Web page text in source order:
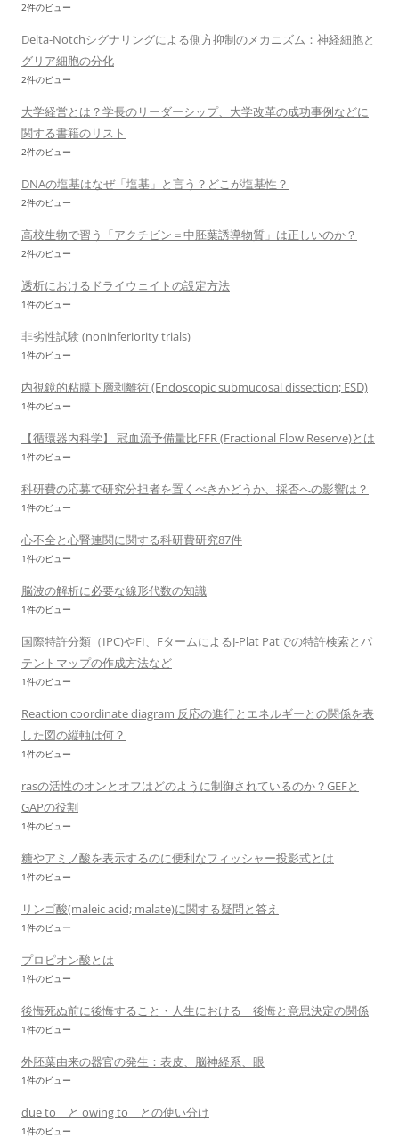
2件のビュー
Delta-Notchシグナリングによる側方抑制のメカニズム：神経細胞と
グリア細胞の分化
2件のビュー
大学経営とは？学長のリーダーシップ、大学改革の成功事例などに
関する書籍のリスト
2件のビュー
DNAの塩基はなぜ「塩基」と言う？どこが塩基性？
2件のビュー
高校生物で習う「アクチビン＝中胚葉誘導物質」は正しいのか？
2件のビュー
透析におけるドライウェイトの設定方法
1件のビュー
非劣性試験 (noninferiority trials)
1件のビュー
内視鏡的粘膜下層剥離術 (Endoscopic submucosal dissection; ESD)
1件のビュー
【循環器内科学】 冠血流予備量比FFR (Fractional Flow Reserve)とは
1件のビュー
科研費の応募で研究分担者を置くべきかどうか、採否への影響は？
1件のビュー
心不全と心腎連関に関する科研費研究87件
1件のビュー
脳波の解析に必要な線形代数の知識
1件のビュー
国際特許分類（IPC)やFI、FタームによるJ-Plat Patでの特許検索とパ
テントマップの作成方法など
1件のビュー
Reaction coordinate diagram 反応の進行とエネルギーとの関係を表
した図の縦軸は何？
1件のビュー
rasの活性のオンとオフはどのように制御されているのか？GEFと
GAPの役割
1件のビュー
糖やアミノ酸を表示するのに便利なフィッシャー投影式とは
1件のビュー
リンゴ酸(maleic acid; malate)に関する疑問と答え
1件のビュー
プロピオン酸とは
1件のビュー
後悔死ぬ前に後悔すること・人生における 後悔と意思決定の関係
1件のビュー
外胚葉由来の器官の発生：表皮、脳神経系、眼
1件のビュー
due to と owing to との使い分け
1件のビュー